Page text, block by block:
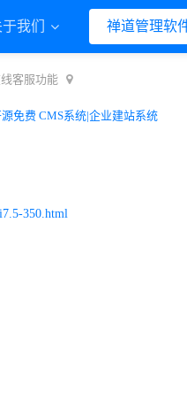
我们 禅道管理软
客服功能
免费 CMS系统|企业建站系统
350.html